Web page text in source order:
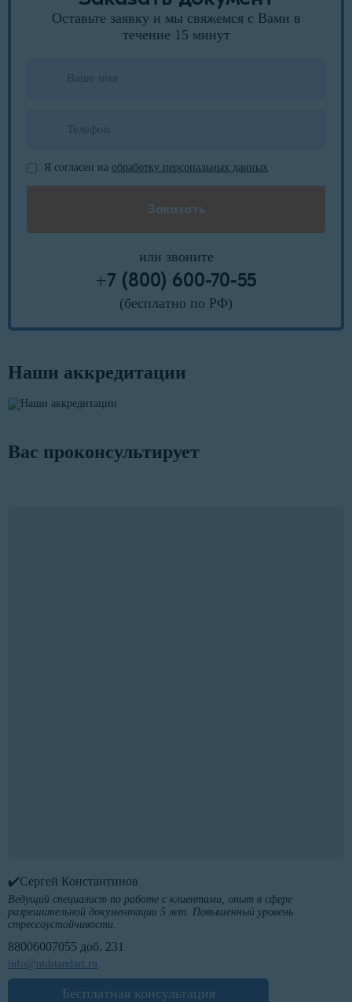
Оставьте заявку и мы свяжемся с Вами в
течение 15 минут
Я согласен на обработку персональных данных
или звоните
+7 (800) 600-70-55
(бесплатно по РФ)
Наши аккредитации
Вас проконсультирует
✔️Сергей Константинов
Ведущий специалист по работе с клиентами, опыт в сфере
разрешительной документации 5 лет. Повышенный уровень
стрессоустойчивости.
88006007055 доб. 231
info@ntdstandart.ru
Бесплатная консультация